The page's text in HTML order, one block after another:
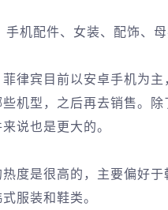
机配件、女装、配饰、母
律宾目前以安卓手机为
机型，之后再去销售。
说也是更大的。
度是很高的，主要偏好于
服装和鞋类。